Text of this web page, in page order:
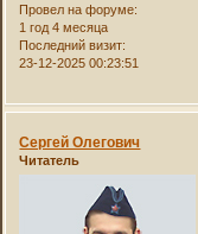
Провел на форуме:
1 год 4 месяца
Последний визит:
23-12-2025 00:23:51
Сергей Олегович
Читатель